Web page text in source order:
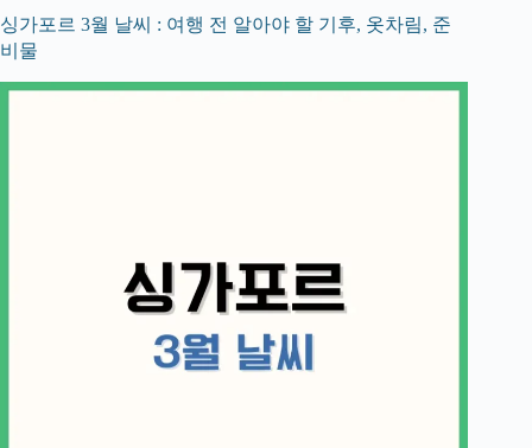
싱가포르 3월 날씨 : 여행 전 알아야 할 기후, 옷차림, 준
비물